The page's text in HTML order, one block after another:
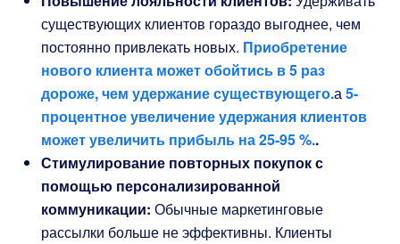
существующих клиентов гораздо выгоднее, чем
постоянно привлекать новых. Приобретение
нового клиента может обойтись в 5 раз
дороже, чем удержание существующего.а5-
процентное увеличение удержания клиентов
может увеличить прибыль на 25-95 %..
Стимулирование повторных покупок с
помощью персонализированной
коммуникации: Обычные маркетинговые
рассылки больше не эффективны. Клиенты